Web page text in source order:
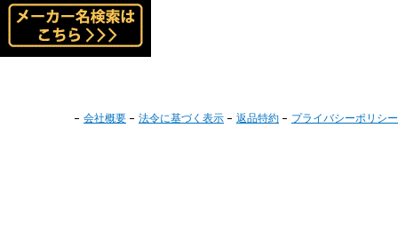
会社概要 法令に基づく表示 返品特約 プライバシーポリシー